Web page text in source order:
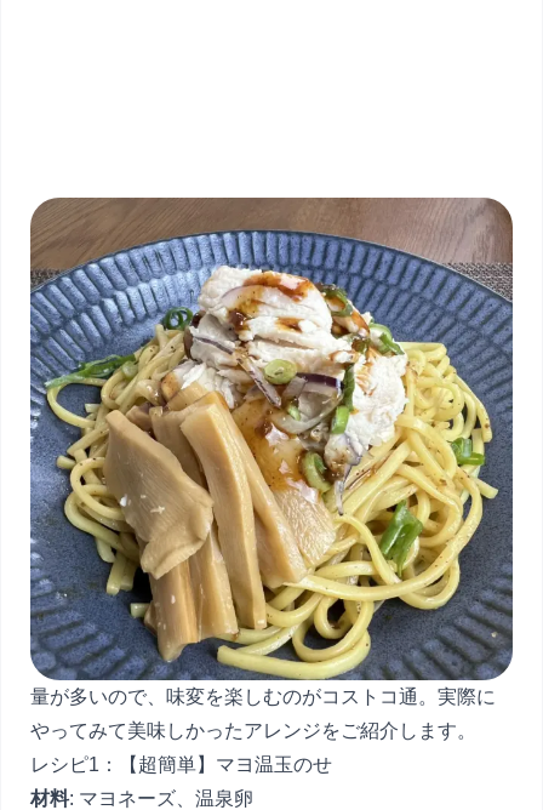
量が多いので、味変を楽しむのがコストコ通。実際に
やってみて美味しかったアレンジをご紹介します。
レシピ1：【超簡単】マヨ温玉のせ
材料: マヨネーズ、温泉卵